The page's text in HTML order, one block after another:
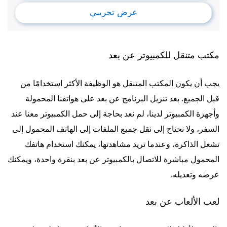
عرض تجريبي
مكتب متنقل للكمبيوتر عن بعد
يجب أن يكون المكتب المتنقل هو الوظيفة الأكثر استخدامًا من
قبل الجميع. بعد تنزيل البرنامج عن بعد على هواتفنا المحمولة
وأجهزة الكمبيوتر لدينا، لم نعد بحاجة إلى حمل الكمبيوتر معنا عند
السفر، ولا نحتاج إلى نقل جميع الملفات إلى الهاتف المحمول إلى
تشغل الذاكرة، وعندما تريد مشاهدتها، يمكنك استخدام هاتفك
المحمول مباشرة للاتصال بالكمبيوتر عن بعد بنقرة واحدة، ويمكنك
عرضه وتعديله.
لعب الألعاب عن بعد